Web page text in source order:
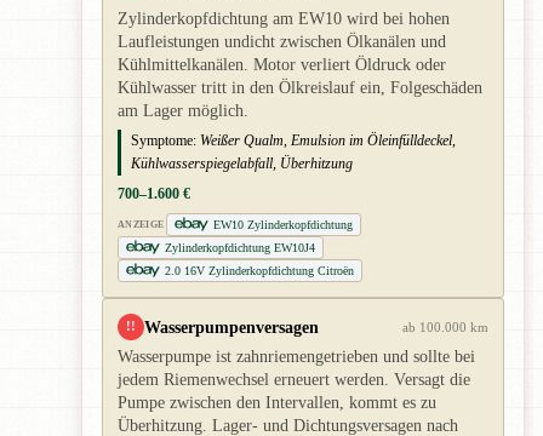
Zylinderkopfdichtung am EW10 wird bei hohen
Laufleistungen undicht zwischen Ölkanälen und
Kühlmittelkanälen. Motor verliert Öldruck oder
Kühlwasser tritt in den Ölkreislauf ein, Folgeschäden
am Lager möglich.
Symptome: Weißer Qualm, Emulsion im Öleinfülldeckel,
Kühlwasserspiegelabfall, Überhitzung
700–1.600 €
ANZEIGE
EW10 Zylinderkopfdichtung
Zylinderkopfdichtung EW10J4
2.0 16V Zylinderkopfdichtung Citroën
!! Wasserpumpenversagen ab 100.000 km
Wasserpumpe ist zahnriemengetrieben und sollte bei
jedem Riemenwechsel erneuert werden. Versagt die
Pumpe zwischen den Intervallen, kommt es zu
Überhitzung. Lager- und Dichtungsversagen nach